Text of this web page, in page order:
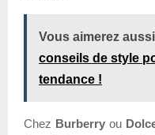
Vous aimerez
conseils de style
tendance !
Chez Burberry ou